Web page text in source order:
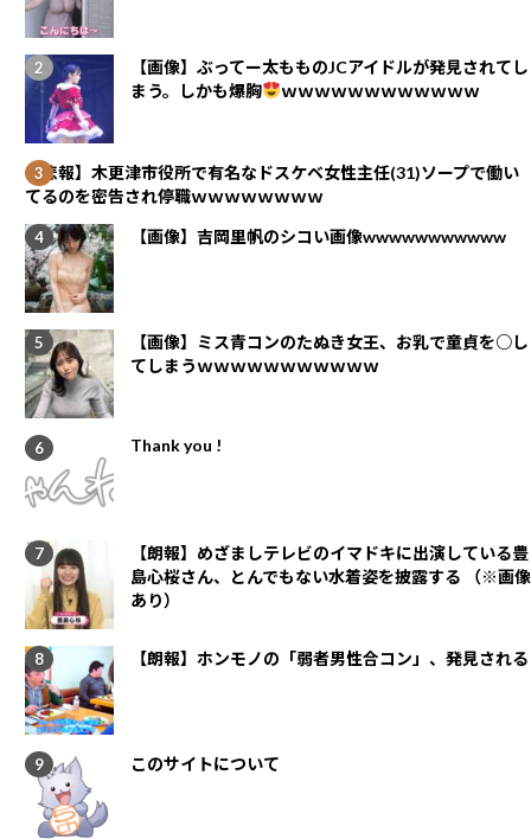
【画像】ぶってー太もものJCアイドルが発見されてし
まう。しかも爆胸
ｗｗｗｗｗｗｗｗｗｗｗｗ
【悲報】木更津市役所で有名なドスケベ女性主任(31)ソープで働い
てるのを密告され停職ｗｗｗｗｗｗｗｗ
【画像】吉岡里帆のシコい画像wwwwwwwwwww
【画像】ミス青コンのたぬき女王、お乳で童貞を○し
てしまうｗｗｗｗｗｗｗｗｗｗｗ
Thank you !
【朗報】めざましテレビのイマドキに出演している豊
島心桜さん、とんでもない水着姿を披露する （※画像
あり）
【朗報】ホンモノの「弱者男性合コン」、発見される
このサイトについて